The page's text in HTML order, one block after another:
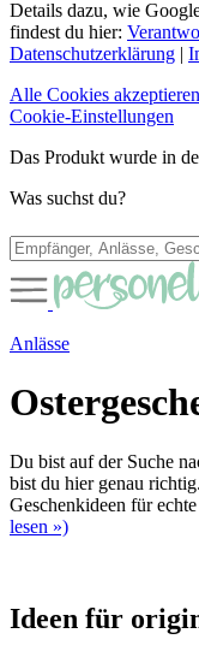
Details dazu, wie
findest du hier:
Datenschutzerklärung |
Alle Cookies akzeptieren
Cookie-Einstellungen
Das Produkt wurde in
Was suchst du?
Anlässe
Du bist auf der Suche
bist du hier genau
Geschenkideen für
lesen »)
Ideen für